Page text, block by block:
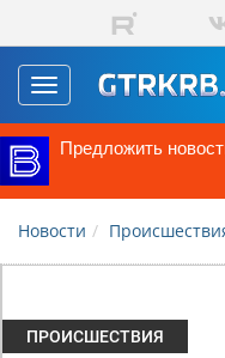
Перейти к основному
Toggle
navigation
Предложить
Новости
ПРОИСШЕСТВИЯ